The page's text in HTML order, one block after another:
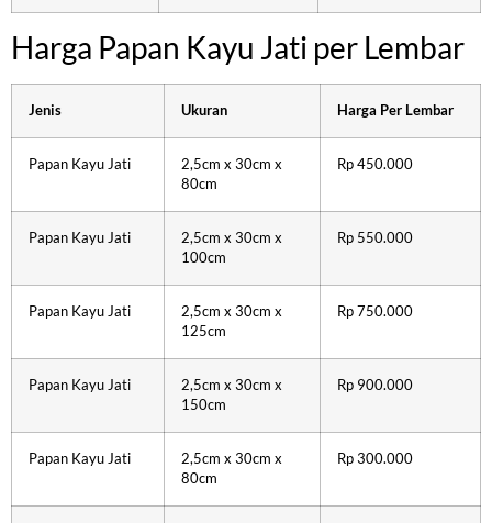
Harga Papan Kayu Jati per Lembar
Jenis Ukuran Harga Per Lembar
Papan Kayu Jati
2,5cm x 30cm x
80cm
Rp 450.000
Papan Kayu Jati
2,5cm x 30cm x
100cm
Rp 550.000
Papan Kayu Jati
2,5cm x 30cm x
125cm
Rp 750.000
Papan Kayu Jati
2,5cm x 30cm x
150cm
Rp 900.000
Papan Kayu Jati
2,5cm x 30cm x
80cm
Rp 300.000